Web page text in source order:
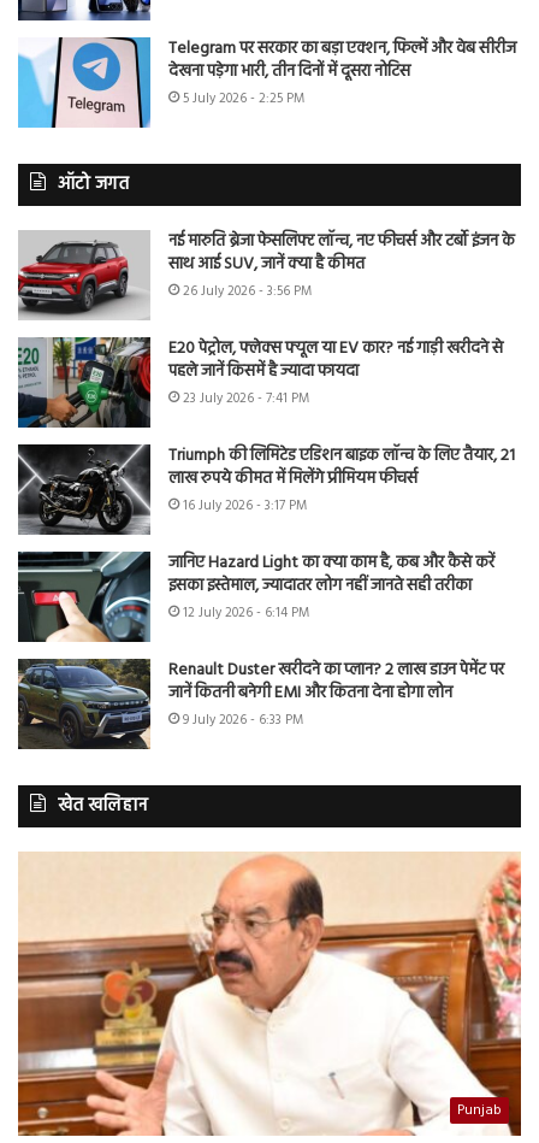
Telegram पर सरकार का बड़ा एक्शन, फिल्में और वेब सीरीज
देखना पड़ेगा भारी, तीन दिनों में दूसरा नोटिस
5 July 2026 - 2:25 PM
ऑटो जगत
नई मारुति ब्रेजा फेसलिफ्ट लॉन्च, नए फीचर्स और टर्बो इंजन के
साथ आई SUV, जानें क्या है कीमत
26 July 2026 - 3:56 PM
E20 पेट्रोल, फ्लेक्स फ्यूल या EV कार? नई गाड़ी खरीदने से
पहले जानें किसमें है ज्यादा फायदा
23 July 2026 - 7:41 PM
Triumph की लिमिटेड एडिशन बाइक लॉन्च के लिए तैयार, 21
लाख रुपये कीमत में मिलेंगे प्रीमियम फीचर्स
16 July 2026 - 3:17 PM
जानिए Hazard Light का क्या काम है, कब और कैसे करें
इसका इस्तेमाल, ज्यादातर लोग नहीं जानते सही तरीका
12 July 2026 - 6:14 PM
Renault Duster खरीदने का प्लान? 2 लाख डाउन पेमेंट पर
जानें कितनी बनेगी EMI और कितना देना होगा लोन
9 July 2026 - 6:33 PM
खेत खलिहान
Punjab